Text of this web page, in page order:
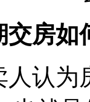
房如
人认为